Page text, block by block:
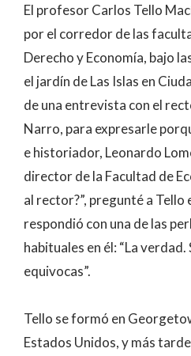
El profesor Carlos Tello
por el corredor de las
Derecho y Economía, bajo
el jardín de Las Islas en
de una entrevista con el
Narro, para expresarle
e historiador, Leonardo
director de la Facultad de
al rector?”, pregunté a Tello
respondió con una de las
habituales en él: “La
equivocas”.
Tello se formó en
Estados Unidos, y más